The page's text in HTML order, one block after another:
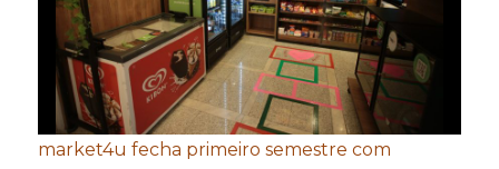
market4u fecha primeiro semestre com